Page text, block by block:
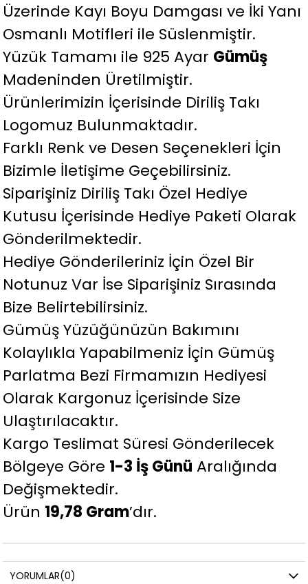
Üzerinde Kayı Boyu Damgası ve İki Yanı
Osmanlı Motifleri ile Süslenmiştir.
Yüzük Tamamı ile 925 Ayar Gümüş
Madeninden Üretilmiştir.
Ürünlerimizin İçerisinde Diriliş Takı
Logomuz Bulunmaktadır.
Farklı Renk ve Desen Seçenekleri İçin
Bizimle İletişime Geçebilirsiniz.
Siparişiniz Diriliş Takı Özel Hediye
Kutusu İçerisinde Hediye Paketi Olarak
Gönderilmektedir.
Hediye Gönderileriniz İçin Özel Bir
Notunuz Var İse Siparişiniz Sırasında
Bize Belirtebilirsiniz.
Gümüş Yüzüğünüzün Bakımını
Kolaylıkla Yapabilmeniz İçin Gümüş
Parlatma Bezi Firmamızın Hediyesi
Olarak Kargonuz İçerisinde Size
Ulaştırılacaktır.
Kargo Teslimat Süresi Gönderilecek
Bölgeye Göre 1-3 İş Günü Aralığında
Değişmektedir.
Ürün 19,78 Gram’dır.
YORUMLAR(0)